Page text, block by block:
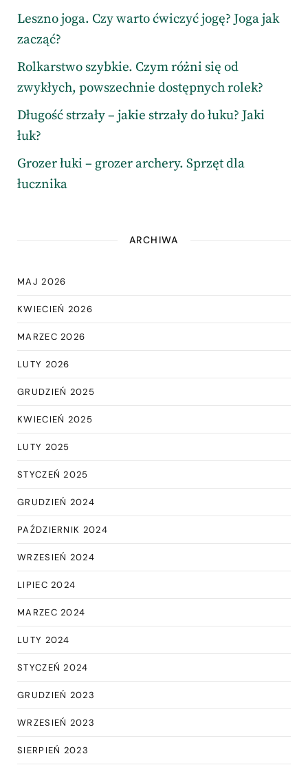
Leszno joga. Czy warto ćwiczyć jogę? Joga jak
zacząć?
Rolkarstwo szybkie. Czym różni się od
zwykłych, powszechnie dostępnych rolek?
Długość strzały – jakie strzały do łuku? Jaki
łuk?
Grozer łuki – grozer archery. Sprzęt dla
łucznika
ARCHIWA
MAJ 2026
KWIECIEŃ 2026
MARZEC 2026
LUTY 2026
GRUDZIEŃ 2025
KWIECIEŃ 2025
LUTY 2025
STYCZEŃ 2025
GRUDZIEŃ 2024
PAŹDZIERNIK 2024
WRZESIEŃ 2024
LIPIEC 2024
MARZEC 2024
LUTY 2024
STYCZEŃ 2024
GRUDZIEŃ 2023
WRZESIEŃ 2023
SIERPIEŃ 2023